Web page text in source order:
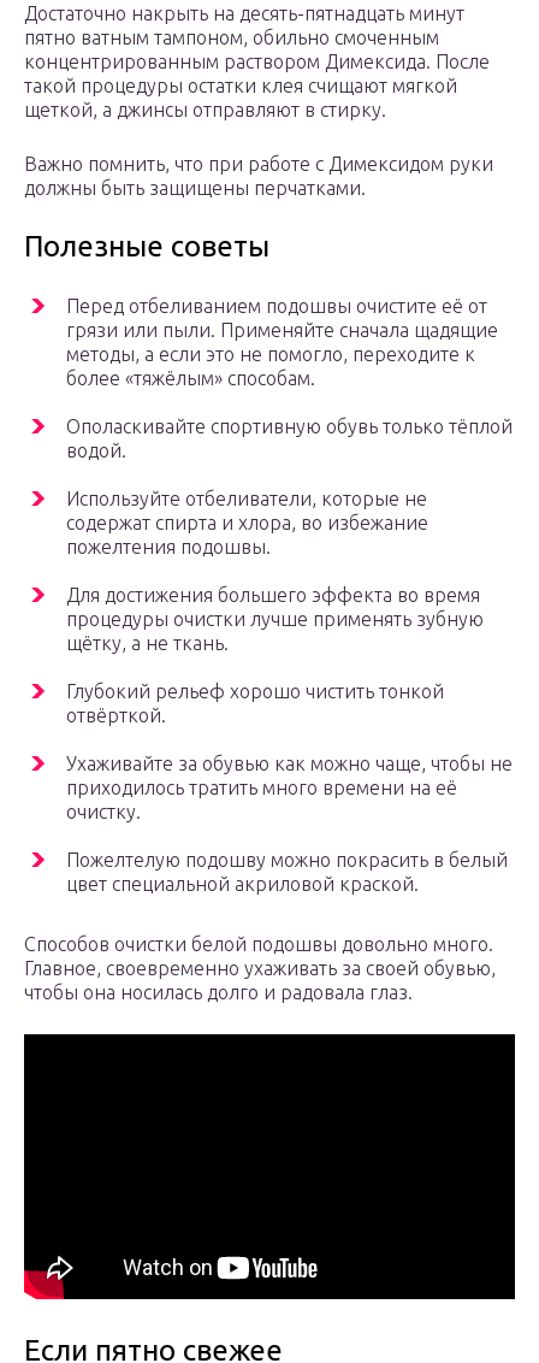
Достаточно накрыть на десять-пятнадцать минут
пятно ватным тампоном, обильно смоченным
концентрированным раствором Димексида. После
такой процедуры остатки клея счищают мягкой
щеткой, а джинсы отправляют в стирку.
Важно помнить, что при работе с Димексидом руки
должны быть защищены перчатками.
Полезные советы
Перед отбеливанием подошвы очистите её от
грязи или пыли. Применяйте сначала щадящие
методы, а если это не помогло, переходите к
более «тяжёлым» способам.
Ополаскивайте спортивную обувь только тёплой
водой.
Используйте отбеливатели, которые не
содержат спирта и хлора, во избежание
пожелтения подошвы.
Для достижения большего эффекта во время
процедуры очистки лучше применять зубную
щётку, а не ткань.
Глубокий рельеф хорошо чистить тонкой
отвёрткой.
Ухаживайте за обувью как можно чаще, чтобы не
приходилось тратить много времени на её
очистку.
Пожелтелую подошву можно покрасить в белый
цвет специальной акриловой краской.
Способов очистки белой подошвы довольно много.
Главное, своевременно ухаживать за своей обувью,
чтобы она носилась долго и радовала глаз.
Если пятно свежее